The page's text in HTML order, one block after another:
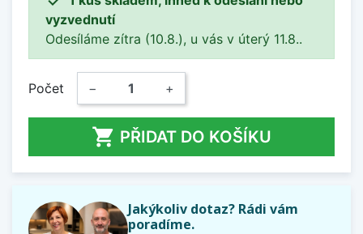
vyzvednutí
Odesíláme zítra (10.8.), u vás v úterý 11.8..
Počet − +
 PŘIDAT DO KOŠÍKU
Jakýkoliv dotaz? Rádi vám
poradíme.